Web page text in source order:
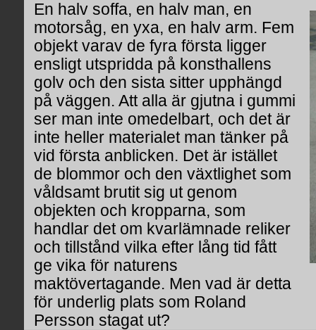
En halv soffa, en halv man, en
motorsåg, en yxa, en halv arm. Fem
objekt varav de fyra första ligger
ensligt utspridda på konsthallens
golv och den sista sitter upphängd
på väggen. Att alla är gjutna i gummi
ser man inte omedelbart, och det är
inte heller materialet man tänker på
vid första anblicken. Det är istället
de blommor och den växtlighet som
våldsamt brutit sig ut genom
objekten och kropparna, som
handlar det om kvarlämnade reliker
och tillstånd vilka efter lång tid fått
ge vika för naturens
maktövertagande. Men vad är detta
för underlig plats som Roland
Persson stagat ut?